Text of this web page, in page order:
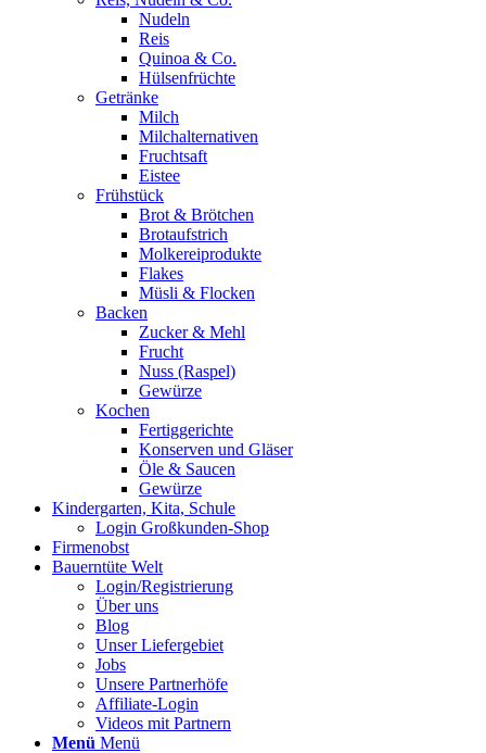
Nudeln
Reis
Quinoa & Co.
Hülsenfrüchte
Getränke
Milch
Milchalternativen
Fruchtsaft
Eistee
Frühstück
Brot & Brötchen
Brotaufstrich
Molkereiprodukte
Flakes
Müsli & Flocken
Backen
Zucker & Mehl
Frucht
Nuss (Raspel)
Gewürze
Kochen
Fertiggerichte
Konserven und Gläser
Öle & Saucen
Gewürze
Kindergarten, Kita, Schule
Login Großkunden-Shop
Firmenobst
Bauerntüte Welt
Login/Registrierung
Über uns
Blog
Unser Liefergebiet
Jobs
Unsere Partnerhöfe
Affiliate-Login
Videos mit Partnern
Menü Menü